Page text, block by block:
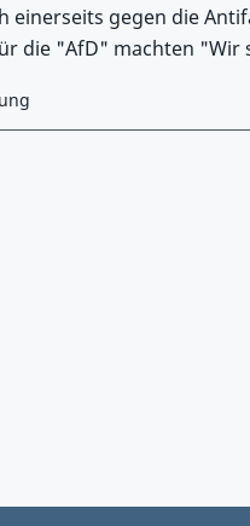
gegen die
die "AfD" machten "Wir